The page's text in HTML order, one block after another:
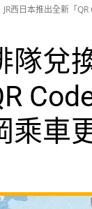
JR西日本推出全新「
隊兌
車